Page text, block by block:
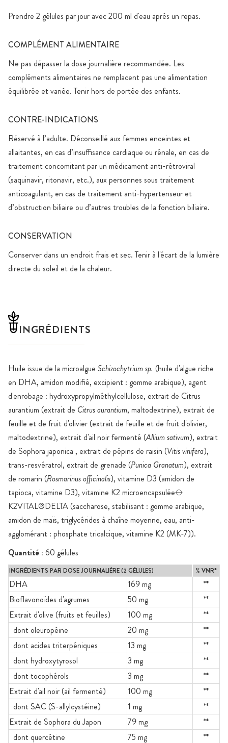
Prendre 2 gélules par jour avec 200 ml d'eau après un repas.
COMPLÉMENT ALIMENTAIRE
Ne pas dépasser la dose journalière recommandée. Les
compléments alimentaires ne remplacent pas une alimentation
équilibrée et variée. Tenir hors de portée des enfants.
CONTRE-INDICATIONS
Réservé à l’adulte. Déconseillé aux femmes enceintes et
allaitantes, en cas d’insuffisance cardiaque ou rénale, en cas de
traitement concomitant par un médicament anti-rétroviral
(saquinavir, ritonavir, etc.), aux personnes sous traitement
anticoagulant, en cas de traitement anti-hypertenseur et
d’obstruction biliaire ou d’autres troubles de la fonction biliaire.
CONSERVATION
Conserver dans un endroit frais et sec. Tenir à l'écart de la lumière
directe du soleil et de la chaleur.
INGRÉDIENTS
Huile issue de la microalgue Schizochytrium sp. (huile d'algue riche
en DHA, amidon modifié, excipient : gomme arabique), agent
d'enrobage : hydroxypropylméthylcellulose, extrait de Citrus
aurantium (extrait de Citrus aurantium, maltodextrine), extrait de
feuille et de fruit d'olivier (extrait de feuille et de fruit d'olivier,
maltodextrine), extrait d'ail noir fermenté (Allium sativum), extrait
de Sophora japonica , extrait de pépins de raisin (Vitis vinifera),
trans-resvératrol, extrait de grenade (Punica Granatum), extrait
de romarin (Rosmarinus officinalis), vitamine D3 (amidon de
tapioca, vitamine D3), vitamine K2 microencapsulée⦵
K2VITAL®DELTA (saccharose, stabilisant : gomme arabique,
amidon de maïs, triglycérides à chaîne moyenne, eau, anti-
agglomérant : phosphate tricalcique, vitamine K2 (MK-7)).
Quantité : 60 gélules
INGRÉDIENTS PAR DOSE JOURNALIÈRE (2 GÉLULES) % VNR*
DHA 169 mg
**
Bioflavonoïdes d'agrumes
50 mg
**
Extrait d'olive (fruits et feuilles)
100 mg
**
dont oleuropéine
20 mg
**
dont acides triterpéniques
13 mg
**
dont hydroxytyrosol
3 mg
**
dont tocophérols
3 mg
**
Extrait d'ail noir (ail fermenté)
100 mg
**
dont SAC (S-allylcystéine)
1 mg
**
Extrait de Sophora du Japon
79 mg
**
dont quercétine
75 mg **